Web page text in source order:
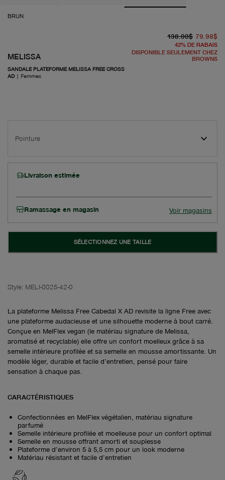
BRUN
MELISSA
SANDALE PLATEFORME MELISSA FREE CROSS
AD| Femmes
138.00$ 79.98$
42% DE RABAIS
DISPONIBLE SEULEMENT CHEZ
BROWNS
Pointure
Livraison estimée
Ramassage en magasin Voir magasins
SÉLECTIONNEZ UNE TAILLE
Style: MELI-0025-42-0
La plateforme Melissa Free Cabedal X AD revisite la ligne Free avec
une plateforme audacieuse et une silhouette moderne à bout carré.
Conçue en MelFlex vegan (le matériau signature de Melissa,
aromatisé et recyclable) elle offre un confort moelleux grâce à sa
semelle intérieure profilée et sa semelle en mousse amortissante. Un
modèle léger, durable et facile d’entretien, pensé pour faire
sensation à chaque pas.
CARACTÉRISTIQUES
Confectionnées en MelFlex végétalien, matériau signature
parfumé
Semelle intérieure profilée et moelleuse pour un confort optimal
Semelle en mousse offrant amorti et souplesse
Plateforme d’environ 5 à 5,5 cm pour un look moderne
Matériau résistant et facile d’entretien